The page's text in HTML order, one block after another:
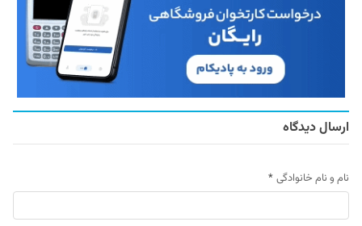
ارسال دیدگاه
نام و نام خانوادگی *